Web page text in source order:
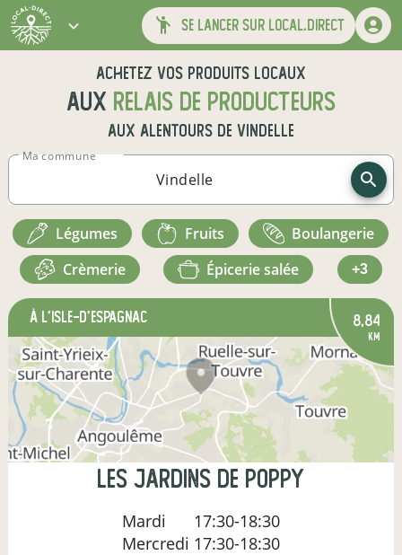
se lancer sur local.direct
Achetez vos produits locaux
aux relais de producteurs
aux alentours de Vindelle
Ma commune
légumes fruits
boulangerie
crèmerie
épicerie salée +3
à L'Isle-d'Espagnac 8,84
km
Les Jardins de Poppy
Mardi
17:30-18:30
Mercredi 17:30-18:30